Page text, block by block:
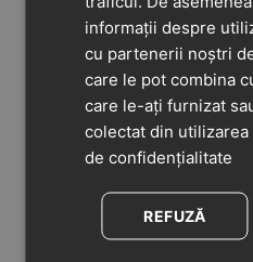
și oasele piciorului să fie
experiența mersului
dezvoltarea sănătoasă a
Branț "zero drop" – nu
între degete și călcâi
Protecție suplimentară
Recomandat pentru
Luminos fluorescent în
întuneric după
puternică (inclusiv
informații despre
cu partenerii noștri
care le pot combina
care le-ați furnizat
colectat din
de confidențialitate
REFUZĂ